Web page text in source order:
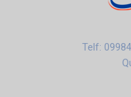
Telf: